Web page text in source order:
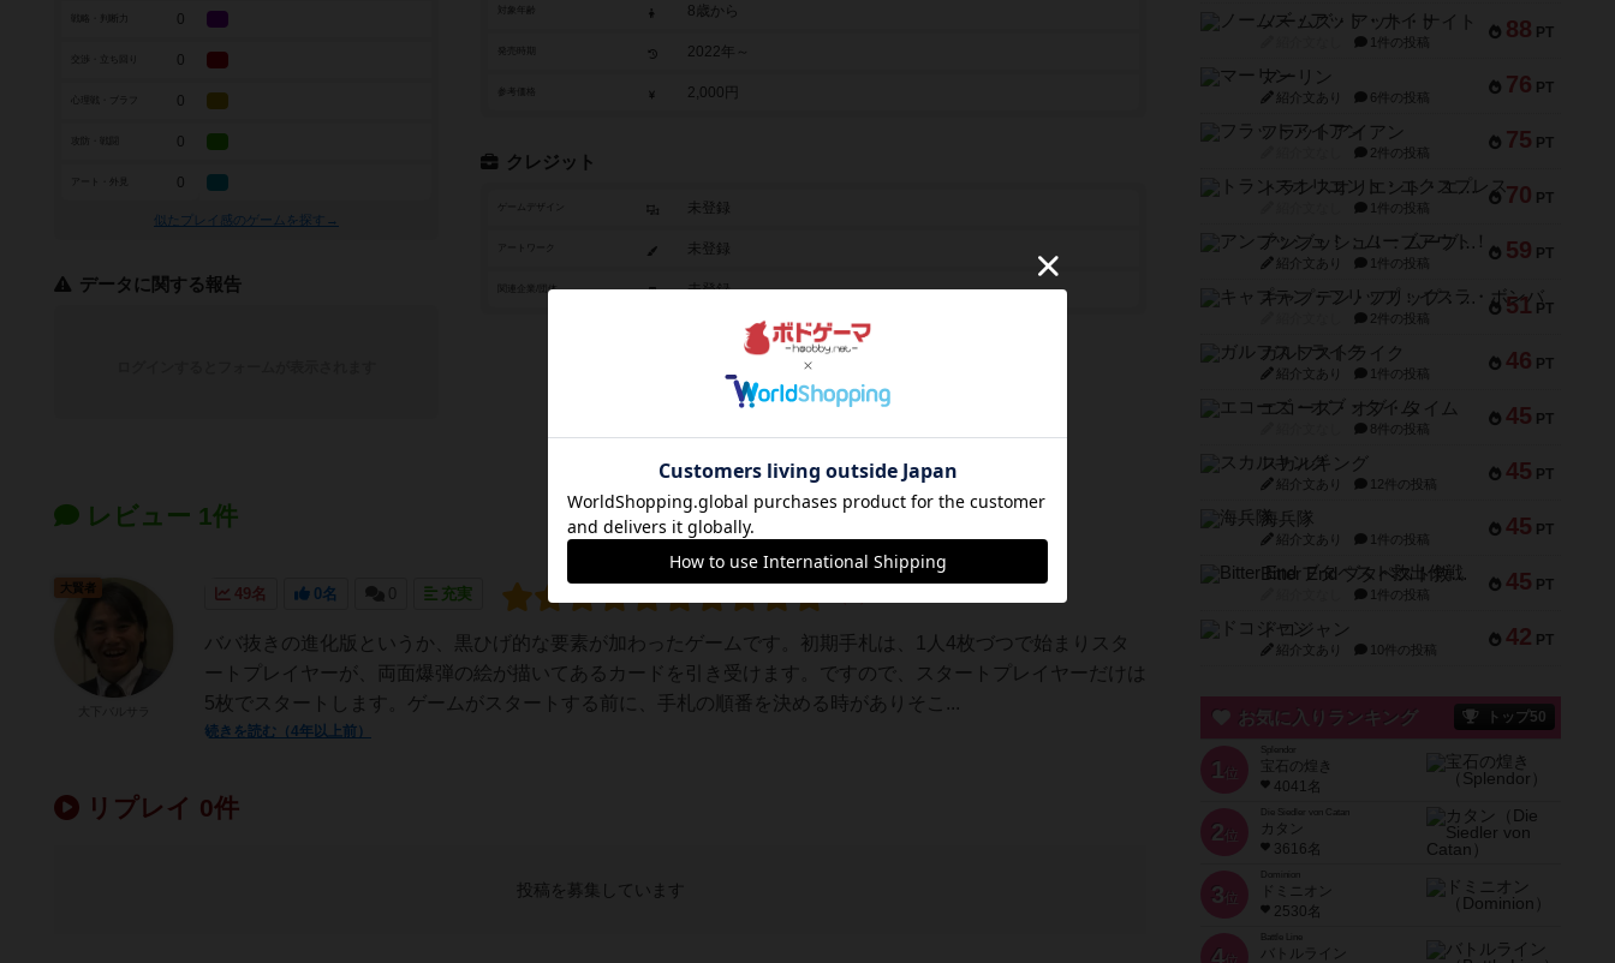
8歳から
2022年～
参考価格 2,000円
クレジット
ゲームデザイン 未登録
アートワーク 未登録
関連企業/団体 未登録
戦略・判断力 0
0
0
0
アート・外見 0
似たプレイ感のゲームを探す→
データに関する報告
レビュー 1件
49名 0名 0 充実
ババ抜きの進化版というか、黒ひげ的な要素が加わったゲームです。初期手札は、1人4枚づつで始まりスタ
ートプレイヤーが、両面爆弾の絵が描いてあるカードを引き受けます。ですので、スタートプレイヤーだけは
5枚でスタートします。ゲームがスタートする前に、手札の順番を決める時がありそこ...
続きを読む（4年以上前）
大賢者
リプレイ 0件
投稿を募集しています
88 PT
ノームズ・アット・ナイト
1件の投稿
76 PT
マーリン
紹介文あり 6件の投稿
75 PT
フラットアイアン
2件の投稿
70 PT
トランスオリエント・エクスプレス
1件の投稿
59 PT
アンブッシュ！：ムーブアウト！
紹介文あり 1件の投稿
51 PT
キャプテン・フリップ：イスラ・ボンバ
2件の投稿
46 PT
ガルフストライク
紹介文あり 1件の投稿
45 PT
エコーズ・オブ・タイム
8件の投稿
45 PT
スカルキング
紹介文あり 12件の投稿
45 PT
海兵隊
紹介文あり 1件の投稿
45 PT
Bitter End ブタペスト救出作戦
1件の投稿
42 PT
ドコジャン
紹介文あり 10件の投稿
お気に入りランキング トップ50
1 位
宝石の煌き
4041名
2 位
Die Siedler von Catan
カタン
3616名
3 位
ドミニオン
2530名
4
Battle Line
バトルライン